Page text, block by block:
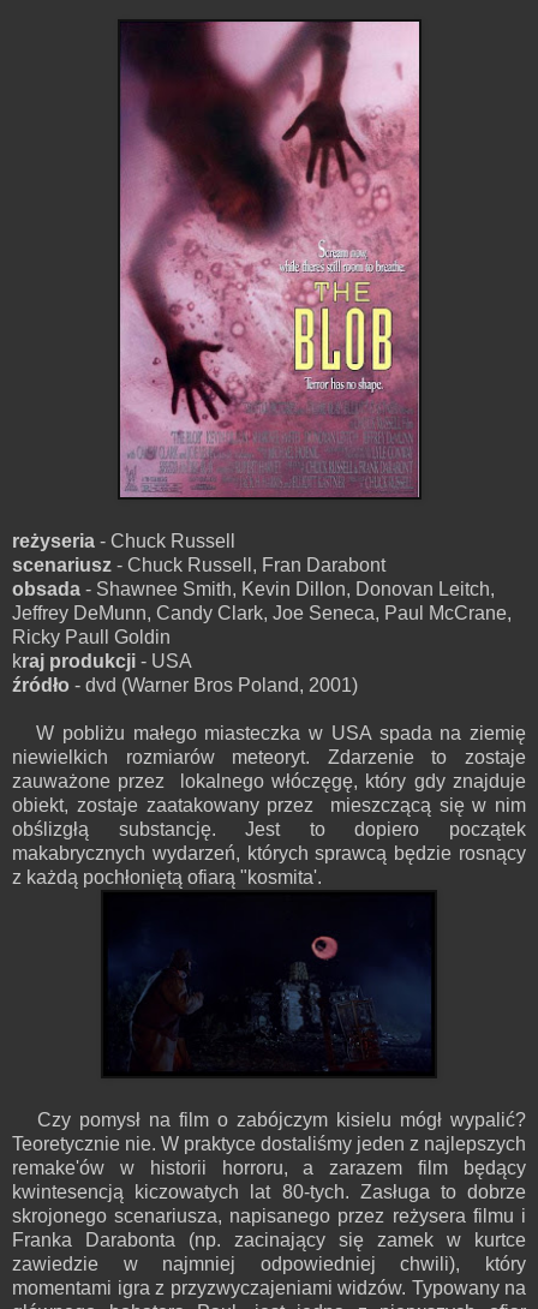
reżyseria - Chuck Russell
scenariusz - Chuck Russell, Fran Darabont
obsada - Shawnee Smith, Kevin Dillon, Donovan Leitch,
Jeffrey DeMunn, Candy Clark, Joe Seneca, Paul McCrane,
Ricky Paull Goldin
kraj produkcji - USA
źródło - dvd (Warner Bros Poland, 2001)
W pobliżu małego miasteczka w USA spada na ziemię
niewielkich rozmiarów meteoryt. Zdarzenie to zostaje
zauważone przez lokalnego włóczęgę, który gdy znajduje
obiekt, zostaje zaatakowany przez mieszczącą się w nim
obślizgłą substancję. Jest to dopiero początek
makabrycznych wydarzeń, których sprawcą będzie rosnący
z każdą pochłoniętą ofiarą "kosmita'.
Czy pomysł na film o zabójczym kisielu mógł wypalić?
Teoretycznie nie. W praktyce dostaliśmy jeden z najlepszych
remake'ów w historii horroru, a zarazem film będący
kwintesencją kiczowatych lat 80-tych. Zasługa to dobrze
skrojonego scenariusza, napisanego przez reżysera filmu i
Franka Darabonta (np. zacinający się zamek w kurtce
zawiedzie w najmniej odpowiedniej chwili), który
momentami igra z przyzwyczajeniami widzów. Typowany na